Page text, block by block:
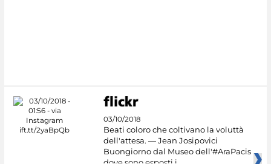
03/10/2018
Beati coloro che coltivano la voluttà
dell'attesa. — Jean Josipovici
Buongiorno dal Museo dell'#AraPacis
dove sono esposti i